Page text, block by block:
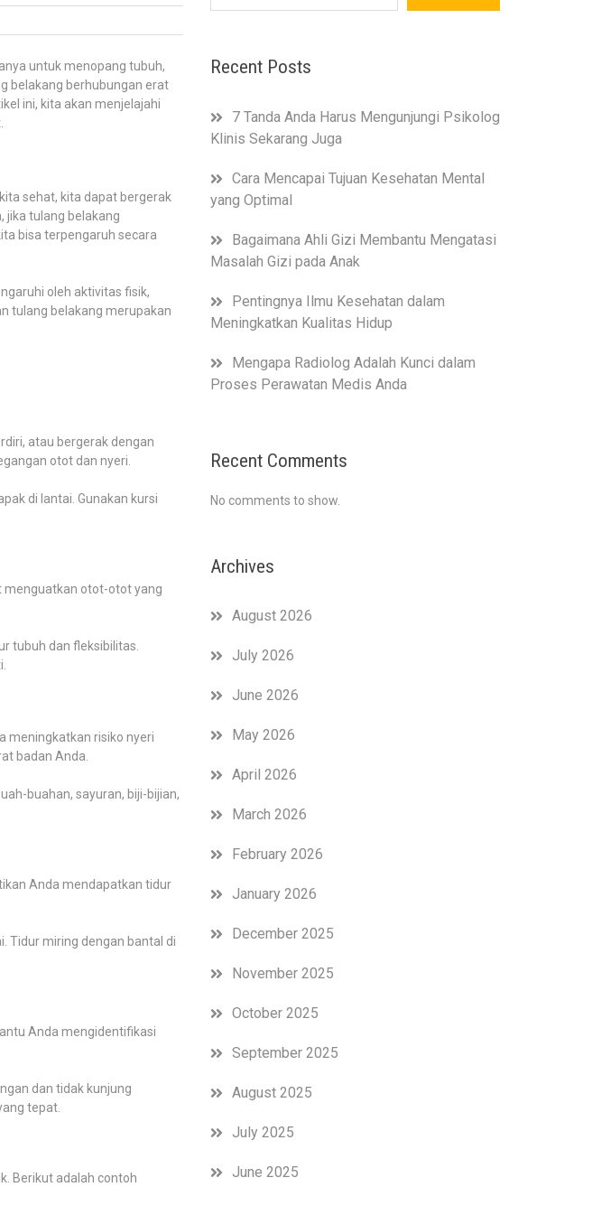
untuk menopang tubuh,
belakang berhubungan erat
ini, kita akan menjelajahi
sehat, kita dapat bergerak
jika tulang belakang
bisa terpengaruh secara
oleh aktivitas fisik,
tulang belakang merupakan
atau bergerak dengan
otot dan nyeri.
di lantai. Gunakan kursi
menguatkan otot-otot yang
tubuh dan fleksibilitas.
meningkatkan risiko nyeri
badan Anda.
buahan, sayuran, biji-bijian,
Anda mendapatkan tidur
Tidur miring dengan bantal di
Anda mengidentifikasi
dan tidak kunjung
tepat.
Berikut adalah contoh
Recent Posts
7 Tanda Anda Harus Mengunjungi Psikolog
Klinis Sekarang Juga
Cara Mencapai Tujuan Kesehatan Mental
yang Optimal
Bagaimana Ahli Gizi Membantu Mengatasi
Masalah Gizi pada Anak
Pentingnya Ilmu Kesehatan dalam
Meningkatkan Kualitas Hidup
Mengapa Radiolog Adalah Kunci dalam
Proses Perawatan Medis Anda
Recent Comments
No comments to show.
Archives
August 2026
July 2026
June 2026
May 2026
April 2026
March 2026
February 2026
January 2026
December 2025
November 2025
October 2025
September 2025
August 2025
July 2025
June 2025